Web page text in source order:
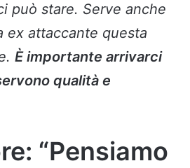
può stare. Serve anche
ex attaccante questa
È importante arrivarci
qualità e
“Pensiamo